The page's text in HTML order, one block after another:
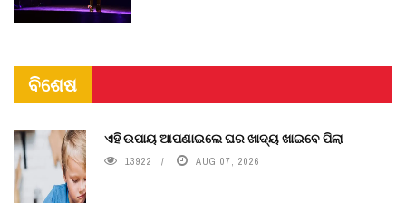
ବିଶେଷ
ଏହି ଉପାୟ ଆପଣାଇଲେ ଘର ଖାଦ୍ୟ ଖାଇବେ ପିଲା
13922 AUG 07, 2026